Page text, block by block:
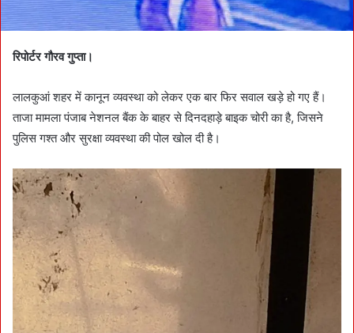
रिपोर्टर गौरव गुप्ता।
लालकुआं शहर में कानून व्यवस्था को लेकर एक बार फिर सवाल खड़े हो गए हैं।
ताजा मामला पंजाब नेशनल बैंक के बाहर से दिनदहाड़े बाइक चोरी का है, जिसने
पुलिस गश्त और सुरक्षा व्यवस्था की पोल खोल दी है।